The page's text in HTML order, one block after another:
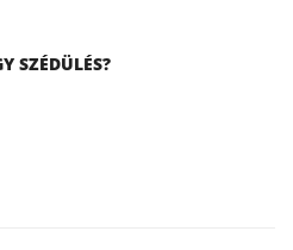
SZÉDÜLÉS?